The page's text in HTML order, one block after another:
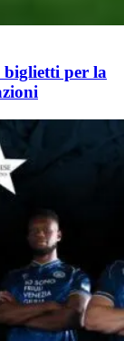
biglietti per la